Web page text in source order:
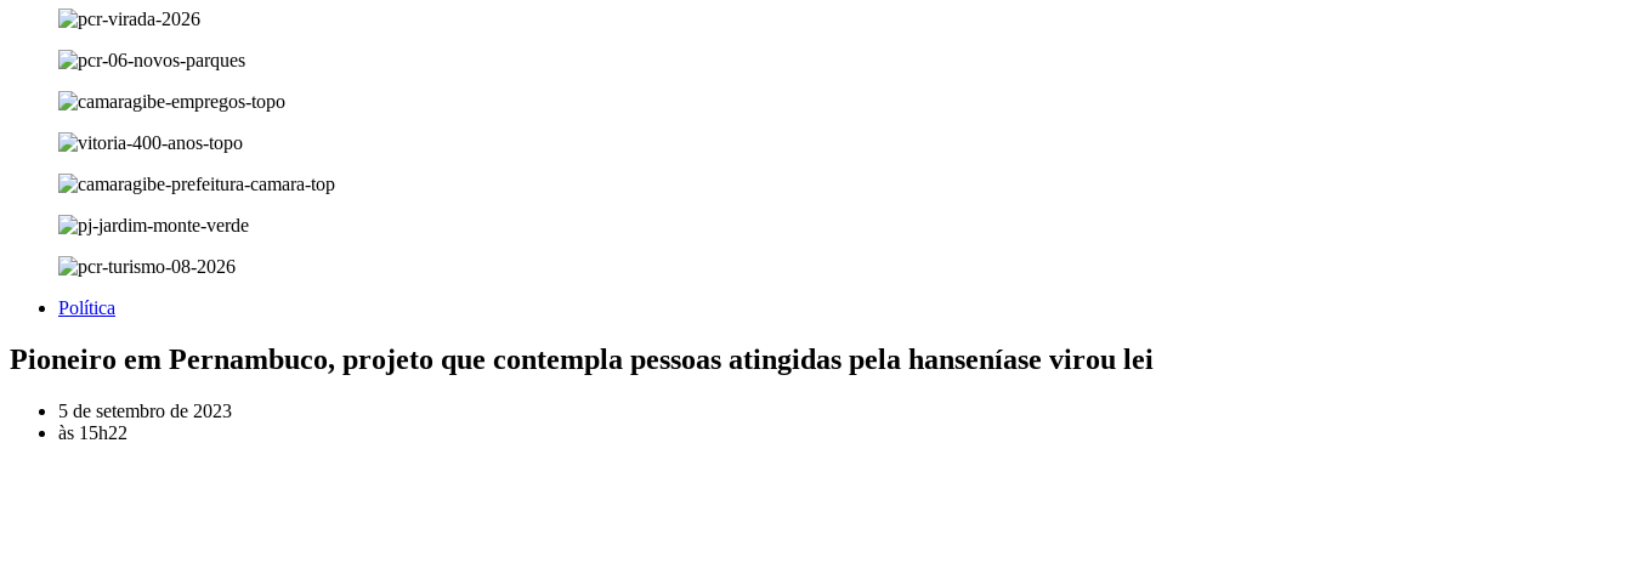
Política
Pioneiro em Pernambuco, projeto que contempla pessoas atingidas pela hanseníase virou lei
5 de setembro de 2023
às 15h22